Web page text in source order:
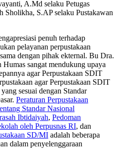
A.Md selaku Petugas
Sholikha, S.AP selaku Pustakawan
penuh terhadap
pelayanan perpustakaan
dengan pihak ekternal. Bu Dra.
sangat mendukung upaya
agar Perpustakaan SDIT
agar Perpustakaan SDIT
sesuai dengan Standar
Peraturan Perpustakaan
Standar Nasional
Ibtidaiyah, Pedoman
oleh Perpusnas RI, dan
SD/MI adalah beberapa
dalam penyelenggaraan